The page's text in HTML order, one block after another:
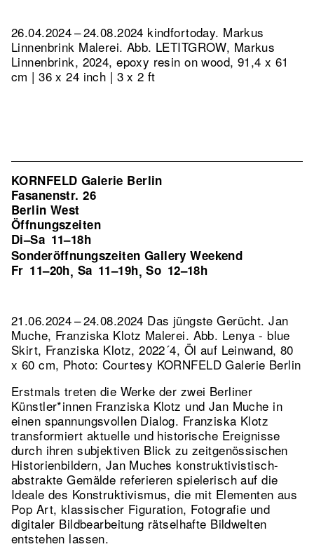
26.04.2024 – 24.08.2024 kindfortoday. Markus
Linnenbrink Malerei. Abb. LETITGROW, Markus
Linnenbrink, 2024, epoxy resin on wood, 91,4 x 61
cm | 36 x 24 inch | 3 x 2 ft
KORNFELD Galerie Berlin
Fasanenstr. 26
Berlin West
Öffnungszeiten
Di–Sa 11–18h
Sonderöffnungszeiten Gallery Weekend
Fr 11–20h, Sa 11–19h,So 12–18h
21.06.2024 – 24.08.2024 Das jüngste Gerücht. Jan
Muche, Franziska Klotz Malerei. Abb. Lenya - blue
Skirt, Franziska Klotz, 2022´4, Öl auf Leinwand, 80
x 60 cm, Photo: Courtesy KORNFELD Galerie Berlin
Erstmals treten die Werke der zwei Berliner
Künstler*innen Franziska Klotz und Jan Muche in
einen spannungsvollen Dialog. Franziska Klotz
transformiert aktuelle und historische Ereignisse
durch ihren subjektiven Blick zu zeitgenössischen
Historienbildern, Jan Muches konstruktivistisch-
abstrakte Gemälde referieren spielerisch auf die
Ideale des Konstruktivismus, die mit Elementen aus
Pop Art, klassischer Figuration, Fotografie und
digitaler Bildbearbeitung rätselhafte Bildwelten
entstehen lassen.